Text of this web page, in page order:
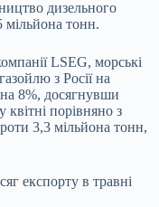
дизельного
мільйона тонн.
LSEG, морські
з Росії на
8%, досягнувши
порівняно з
3,3 мільйона тонн,
експорту в травні